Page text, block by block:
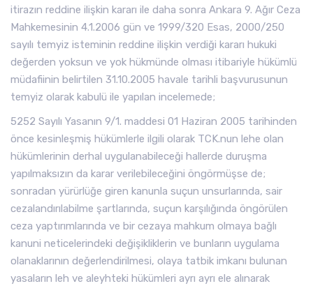
itirazın reddine ilişkin kararı ile daha sonra Ankara 9. Ağır Ceza
Mahkemesinin 4.1.2006 gün ve 1999/320 Esas, 2000/250
sayılı temyiz isteminin reddine ilişkin verdiği kararı hukuki
değerden yoksun ve yok hükmünde olması itibariyle hükümlü
müdafiinin belirtilen 31.10.2005 havale tarihli başvurusunun
temyiz olarak kabulü ile yapılan incelemede;
5252 Sayılı Yasanın 9/1. maddesi 01 Haziran 2005 tarihinden
önce kesinleşmiş hükümlerle ilgili olarak TCK.nun lehe olan
hükümlerinin derhal uygulanabileceği hallerde duruşma
yapılmaksızın da karar verilebileceğini öngörmüşse de;
sonradan yürürlüğe giren kanunla suçun unsurlarında, sair
cezalandırılabilme şartlarında, suçun karşılığında öngörülen
ceza yaptırımlarında ve bir cezaya mahkum olmaya bağlı
kanuni neticelerindeki değişikliklerin ve bunların uygulama
olanaklarının değerlendirilmesi, olaya tatbik imkanı bulunan
yasaların leh ve aleyhteki hükümleri ayrı ayrı ele alınarak